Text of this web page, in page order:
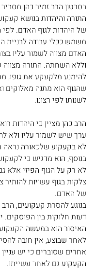
בסרטון הרב זמיר כהן
התורה והיהדות בנושא
של היהדות לגוף האדם. לפי
משמש ככלי עבודה לבניית
האדם מצווה לשמור עליו
וללא השחתה. התורה
להימנע מלקעקע את גופו,
שהגוף הוא מתנה מאלוקים
לשנותו לפי רצונו.
הרב כהן מציין כי היהדות
ערך שיש לשמור עליו ולא
לא בקעקוע שלכאורה נראה
בנוסף, הוא מדגיש כי
לא רק על הגוף הפיזי אלא
צלקות בגוף עשויות להותיר
של האדם.
בנוגע להסרת קעקועים, הרב
דעות חלוקות בין הפוסקים.
האיסור הוא במעשה הקעקוע
לאחר שבוצע, אין חובה
אחרים שסוברים כי יש
הקעקוע גם לאחר עשייתו.